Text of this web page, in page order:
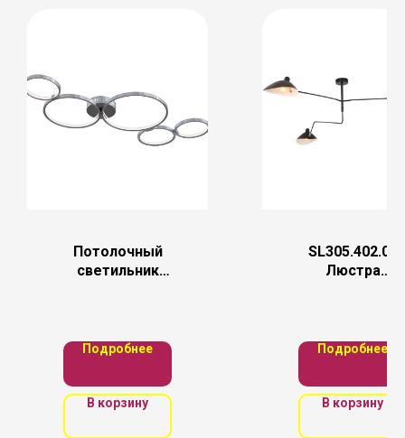
Потолочный
светильник
Подробнее
В корзину
SL305.402.03
Люстра
Черный,
Подробнее
В корзину